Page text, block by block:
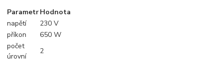
ParametrHodnota
napětí
230 V
příkon
650 W
počet
úrovní
2